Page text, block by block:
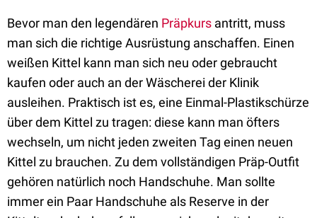
Bevor man den legendären Präpkurs antritt, muss
man sich die richtige Ausrüstung anschaffen. Einen
weißen Kittel kann man sich neu oder gebraucht
kaufen oder auch an der Wäscherei der Klinik
ausleihen. Praktisch ist es, eine Einmal-Plastikschürze
über dem Kittel zu tragen: diese kann man öfters
wechseln, um nicht jeden zweiten Tag einen neuen
Kittel zu brauchen. Zu dem vollständigen Präp-Outfit
gehören natürlich noch Handschuhe. Man sollte
immer ein Paar Handschuhe als Reserve in der